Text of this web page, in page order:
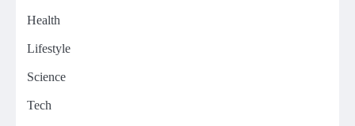
Health
Lifestyle
Science
Tech